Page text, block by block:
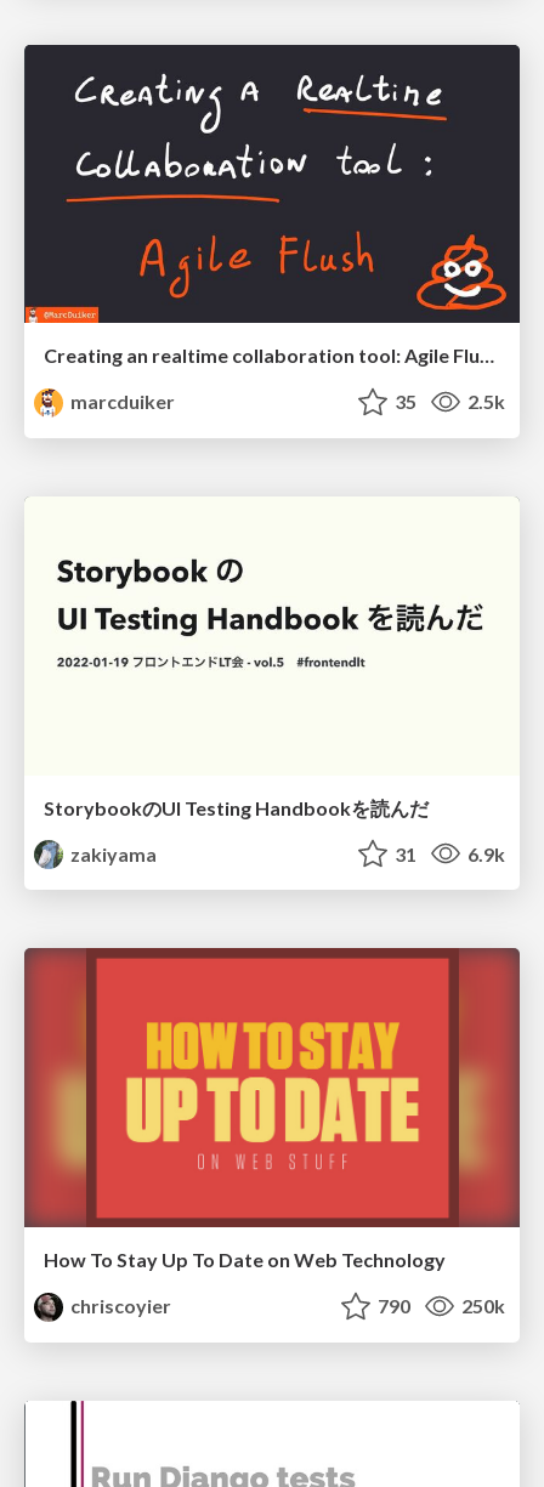
Creating an realtime collaboration tool: Agile Flush - .NET Oxford
marcduiker
35 2.5k
StorybookのUI Testing Handbookを読んだ
zakiyama
31 6.9k
How To Stay Up To Date on Web Technology
chriscoyier
790 250k